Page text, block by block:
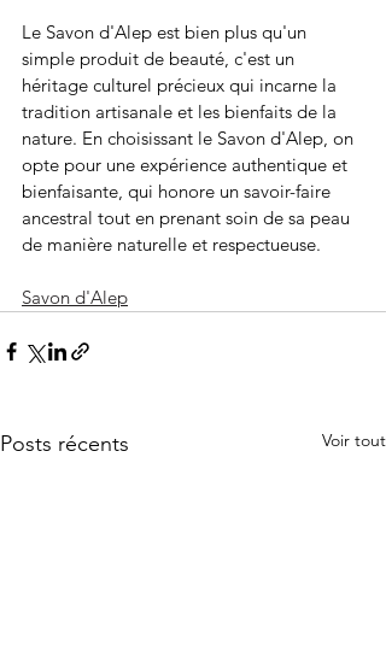
Le Savon d'Alep est bien plus qu'un
simple produit de beauté, c'est un
héritage culturel précieux qui incarne la
tradition artisanale et les bienfaits de la
nature. En choisissant le Savon d'Alep, on
opte pour une expérience authentique et
bienfaisante, qui honore un savoir-faire
ancestral tout en prenant soin de sa peau
de manière naturelle et respectueuse.
Savon d'Alep
Posts récents Voir tout